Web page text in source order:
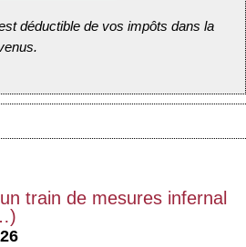
déductible de vos impôts dans la
train de mesures infernal